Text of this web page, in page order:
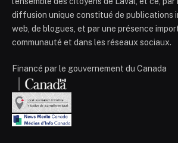
diffusion unique constitué de publications
web, de blogues, et par une présence
communauté et dans les réseaux sociaux.
Financé par le gouvernement du Canada